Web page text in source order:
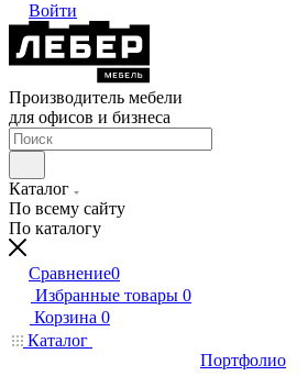
Войти
Производитель мебели
для офисов и бизнеса
Каталог
По всему сайту
По каталогу
Сравнение0
Избранные товары 0
Корзина 0
Каталог
Портфолио